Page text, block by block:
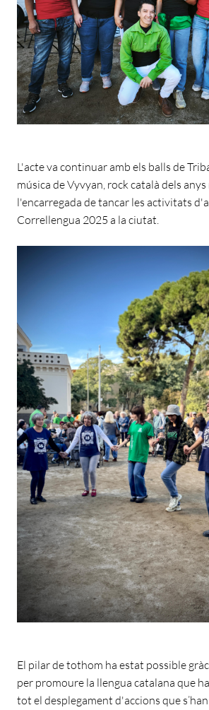
L'acte va continuar amb els balls de
música de Vyvyan, rock català dels
l'encarregada de tancar les activitats
Correllengua 2025 a la ciutat.
El pilar de tothom ha estat possible
per promoure la llengua catalana que
tot el desplegament d'accions que